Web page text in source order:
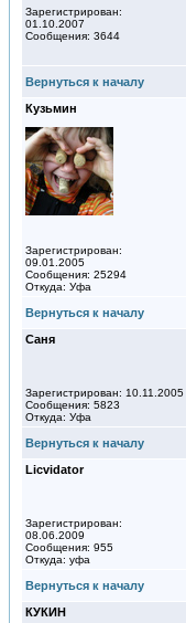
Зарегистрирован:
01.10.2007
Сообщения: 3644
Вернуться к началу
Кузьмин
Зарегистрирован:
09.01.2005
Сообщения: 25294
Откуда: Уфа
Вернуться к началу
Саня
Зарегистрирован: 10.11.2005
Сообщения: 5823
Откуда: Уфа
Вернуться к началу
Licvidator
Зарегистрирован:
08.06.2009
Сообщения: 955
Откуда: уфа
Вернуться к началу
КУКИН